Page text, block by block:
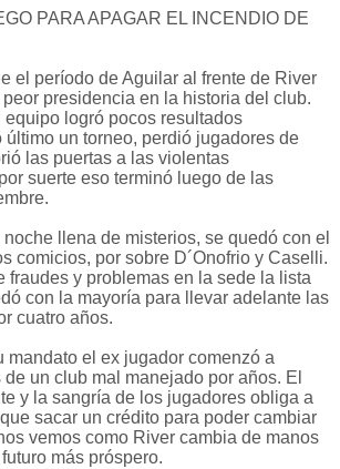
PARA APAGAR EL INCENDIO DE
el período de Aguilar al frente de River
presidencia en la historia del club.
logró pocos resultados
último un torneo, perdió jugadores de
las puertas a las violentas
suerte eso terminó luego de las
llena de misterios, se quedó con el
comicios, por sobre D´Onofrio y Caselli.
fraudes y problemas en la sede la lista
con la mayoría para llevar adelante las
cuatro años.
mandato el ex jugador comenzó a
un club mal manejado por años. El
y la sangría de los jugadores obliga a
sacar un crédito para poder cambiar
vemos como River cambia de manos
más próspero.